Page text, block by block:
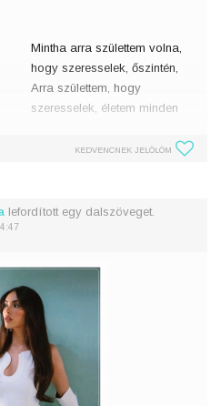
Mintha arra születtem volna,
hogy szeresselek, őszintén,
Arra születtem, hogy
szeresselek, életem minden
Arra születtem, hogy
számomra
KEDVENCNEK JELÖLÖM
lefordított egy dalszöveget.